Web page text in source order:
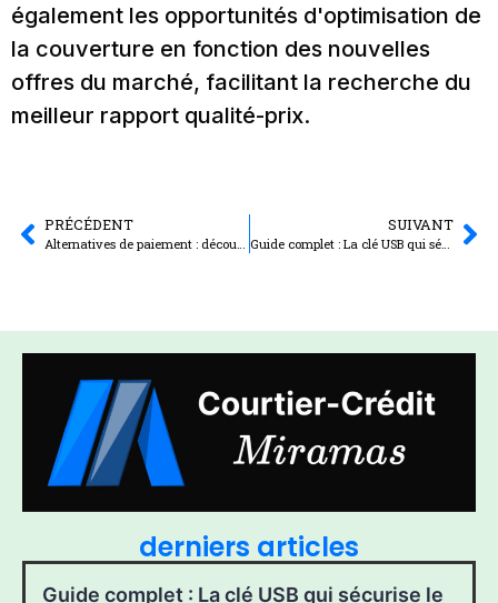
également les opportunités d'optimisation de
la couverture en fonction des nouvelles
offres du marché, facilitant la recherche du
meilleur rapport qualité-prix.
PRÉCÉDENT
Alternatives de paiement : découvrez quelle banque accepte les interdits bancaires en 2024
SUIVANT
Guide complet : La clé USB qui sécurise le Bitcoin et révolutionne le stockage des cryptos
derniers articles
Guide complet : La clé USB qui sécurise le